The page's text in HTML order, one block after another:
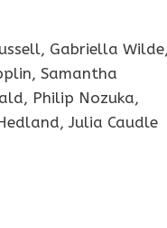
Gabriella
Samantha
Philip Nozuka,
Julia Caudle